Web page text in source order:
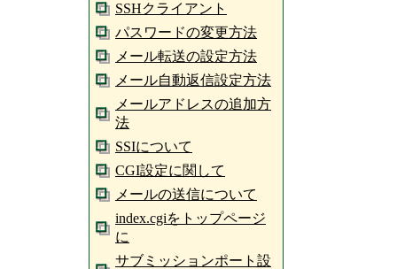
SSHクライアント
パスワードの変更方法
メール転送の設定方法
メール自動返信設定方法
メールアドレスの追加方
法
SSIについて
CGI設定に関して
メールの送信について
index.cgiをトップページ
に
サブミッションポート設